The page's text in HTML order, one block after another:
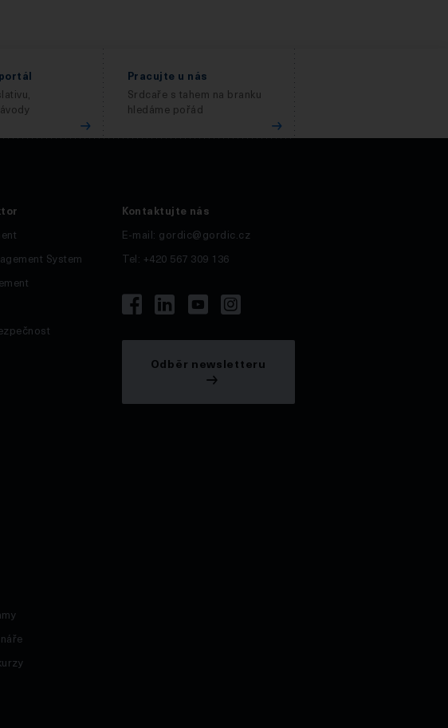
Pracujte u nás
Srdcaře s tahem na branku
hledáme pořád
System
Kontaktujte nás
E-mail: gordic@gordic.cz
Tel: +420 567 309 136
Odběr newsletteru